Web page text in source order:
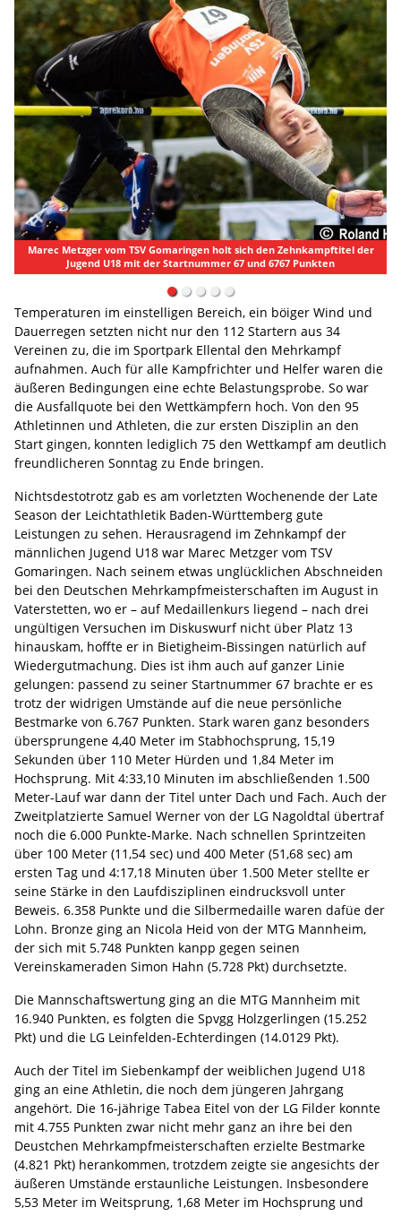
holt sich den Zehnkampftitel der
Startnummer 67 und 6767 Punkten
Leona Grimm (LG Staufen;
Temperaturen im einstelligen Bereich, ein böiger Wind und
Dauerregen setzten nicht nur den 112 Startern aus 34
Vereinen zu, die im Sportpark Ellental den Mehrkampf
aufnahmen. Auch für alle Kampfrichter und Helfer waren die
äußeren Bedingungen eine echte Belastungsprobe. So war
die Ausfallquote bei den Wettkämpfern hoch. Von den 95
Athletinnen und Athleten, die zur ersten Disziplin an den
Start gingen, konnten lediglich 75 den Wettkampf am deutlich
freundlicheren Sonntag zu Ende bringen.
Nichtsdestotrotz gab es am vorletzten Wochenende der Late
Season der Leichtathletik Baden-Württemberg gute
Leistungen zu sehen. Herausragend im Zehnkampf der
männlichen Jugend U18 war Marec Metzger vom TSV
Gomaringen. Nach seinem etwas unglücklichen Abschneiden
bei den Deutschen Mehrkampfmeisterschaften im August in
Vaterstetten, wo er – auf Medaillenkurs liegend – nach drei
ungültigen Versuchen im Diskuswurf nicht über Platz 13
hinauskam, hoffte er in Bietigheim-Bissingen natürlich auf
Wiedergutmachung. Dies ist ihm auch auf ganzer Linie
gelungen: passend zu seiner Startnummer 67 brachte er es
trotz der widrigen Umstände auf die neue persönliche
Bestmarke von 6.767 Punkten. Stark waren ganz besonders
übersprungene 4,40 Meter im Stabhochsprung, 15,19
Sekunden über 110 Meter Hürden und 1,84 Meter im
Hochsprung. Mit 4:33,10 Minuten im abschließenden 1.500
Meter-Lauf war dann der Titel unter Dach und Fach. Auch der
Zweitplatzierte Samuel Werner von der LG Nagoldtal übertraf
noch die 6.000 Punkte-Marke. Nach schnellen Sprintzeiten
über 100 Meter (11,54 sec) und 400 Meter (51,68 sec) am
ersten Tag und 4:17,18 Minuten über 1.500 Meter stellte er
seine Stärke in den Laufdisziplinen eindrucksvoll unter
Beweis. 6.358 Punkte und die Silbermedaille waren dafüe der
Lohn. Bronze ging an Nicola Heid von der MTG Mannheim,
der sich mit 5.748 Punkten kanpp gegen seinen
Vereinskameraden Simon Hahn (5.728 Pkt) durchsetzte.
Die Mannschaftswertung ging an die MTG Mannheim mit
16.940 Punkten, es folgten die Spvgg Holzgerlingen (15.252
Pkt) und die LG Leinfelden-Echterdingen (14.0129 Pkt).
Auch der Titel im Siebenkampf der weiblichen Jugend U18
ging an eine Athletin, die noch dem jüngeren Jahrgang
angehört. Die 16-jährige Tabea Eitel von der LG Filder konnte
mit 4.755 Punkten zwar nicht mehr ganz an ihre bei den
Deustchen Mehrkampfmeisterschaften erzielte Bestmarke
(4.821 Pkt) herankommen, trotzdem zeigte sie angesichts der
äußeren Umstände erstaunliche Leistungen. Insbesondere
5,53 Meter im Weitsprung, 1,68 Meter im Hochsprung und